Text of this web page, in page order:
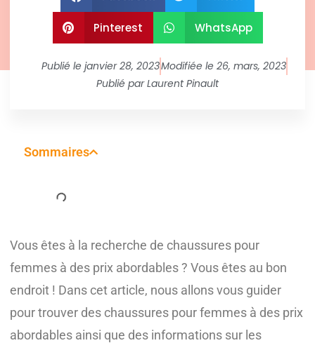
Pinterest WhatsApp
Publié le janvier 28, 2023Modifiée le 26, mars, 2023
Publié parLaurent Pinault
Sommaires
Vous êtes à la recherche de chaussures pour
femmes à des prix abordables ? Vous êtes au bon
endroit ! Dans cet article, nous allons vous guider
pour trouver des chaussures pour femmes à des prix
abordables ainsi que des informations sur les